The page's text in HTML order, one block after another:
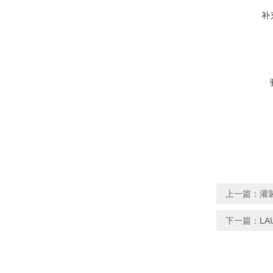
补
上一篇： 灌
下一篇：